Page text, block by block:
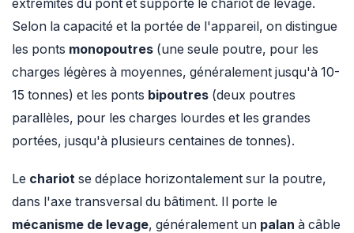
extrémités du pont et supporte le chariot de levage.
Selon la capacité et la portée de l'appareil, on distingue
les ponts monopoutres (une seule poutre, pour les
charges légères à moyennes, généralement jusqu'à 10-
15 tonnes) et les ponts bipoutres (deux poutres
parallèles, pour les charges lourdes et les grandes
portées, jusqu'à plusieurs centaines de tonnes).
Le chariot se déplace horizontalement sur la poutre,
dans l'axe transversal du bâtiment. Il porte le
mécanisme de levage, généralement un palan à câble